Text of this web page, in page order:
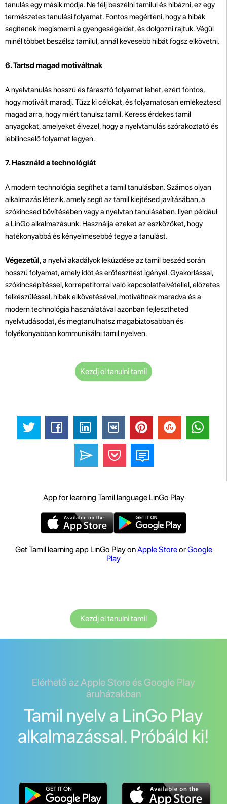
tanulás egy másik módja. Ne félj beszélni tamilul és hibázni, ez egy
természetes tanulási folyamat. Fontos megérteni, hogy a hibák
segítenek megismerni a gyengeségeidet, és dolgozni rajtuk. Végül
minél többet beszélsz tamilul, annál kevesebb hibát fogsz elkövetni.
6. Tartsd magad motiváltnak
A nyelvtanulás hosszú és fárasztó folyamat lehet, ezért fontos,
hogy motivált maradj. Tűzz ki célokat, és folyamatosan emlékeztesd
magad arra, hogy miért tanulsz tamil. Keress érdekes tamil
anyagokat, amelyeket élvezel, hogy a nyelvtanulás szórakoztató és
lebilincselő folyamat legyen.
7. Használd a technológiát
A modern technológia segíthet a tamil tanulásban. Számos olyan
alkalmazás létezik, amely segít az tamil kiejtésed javításában, a
szókincsed bővítésében vagy a nyelvtan tanulásában. Ilyen például
a LinGo alkalmazásunk. Használja ezeket az eszközöket, hogy
hatékonyabbá és kényelmesebbé tegye a tanulást.
Végezetül, a nyelvi akadályok leküzdése az tamil beszéd során
hosszú folyamat, amely időt és erőfeszítést igényel. Gyakorlással,
szókincsépítéssel, korrepetitorral való kapcsolatfelvétellel, előzetes
felkészüléssel, hibák elkövetésével, motiváltnak maradva és a
modern technológia használatával azonban fejlesztheted
nyelvtudásodat, és megtanulhatsz magabiztosabban és
folyékonyabban kommunikálni tamil nyelven.
Kezdj el tanulni tamil
App for learning Tamil language LinGo Play
Get Tamil learning app LinGo Play onApple StoreorGoogle
Play
Kezdj el tanulni tamil
Elérhető az Apple Store és Google Play
áruházakban
Tamil nyelv a LinGo Play
alkalmazással. Próbáld ki!